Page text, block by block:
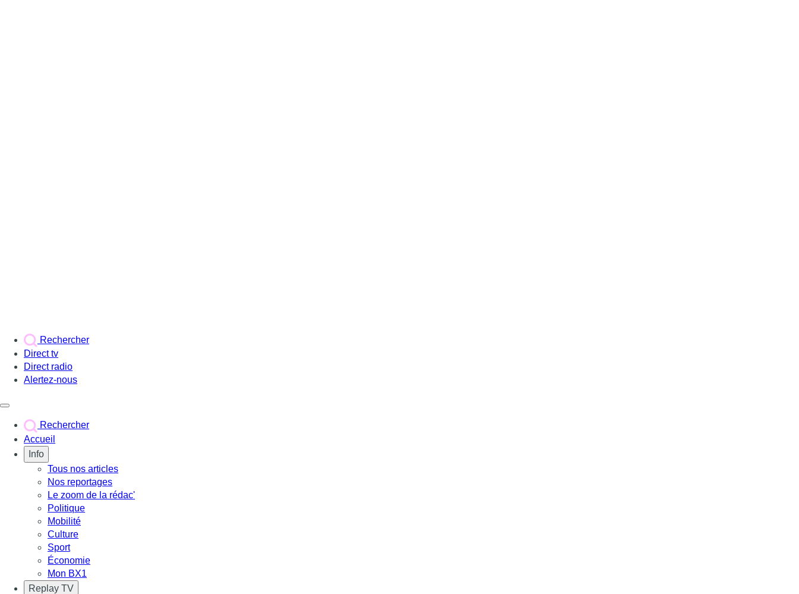
Rechercher
Direct tv
Direct radio
Alertez-nous
Rechercher
Accueil
Info
Tous nos articles
Nos reportages
Le zoom de la rédac'
Politique
Mobilité
Culture
Sport
Économie
Mon BX1
Replay TV